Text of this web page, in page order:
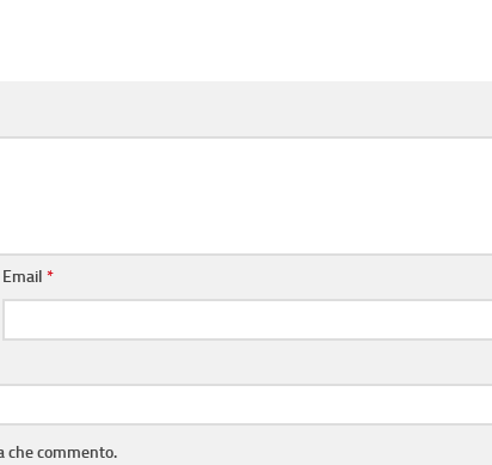
Email*
che commento.